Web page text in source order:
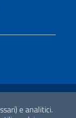
e analitici.